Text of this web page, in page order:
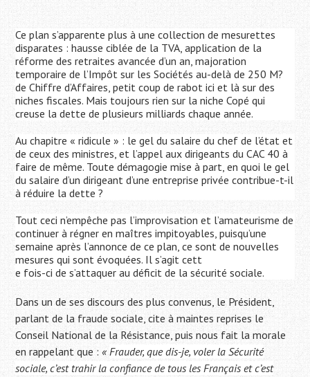
Ce plan s’apparente plus à une collection de mesurettes
disparates : hausse ciblée de la TVA, application de la
réforme des retraites avancée d’un an, majoration
temporaire de l’Impôt sur les Sociétés au-delà de 250 M?
de Chiffre d’Affaires, petit coup de rabot ici et là sur des
niches fiscales. Mais toujours rien sur la niche Copé qui
creuse la dette de plusieurs milliards chaque année.
Au chapitre « ridicule » : le gel du salaire du chef de l’état et
de ceux des ministres, et l’appel aux dirigeants du CAC 40 à
faire de même. Toute démagogie mise à part, en quoi le gel
du salaire d’un dirigeant d’une entreprise privée contribue-t-il
à réduire la dette ?
Tout ceci n’empêche pas l’improvisation et l’amateurisme de
continuer à régner en maîtres impitoyables, puisqu’une
semaine après l’annonce de ce plan, ce sont de nouvelles
mesures qui sont évoquées. Il s’agit cett
e fois-ci de s’attaquer au déficit de la sécurité sociale.
Dans un de ses discours des plus convenus, le Président,
parlant de la fraude sociale, cite à maintes reprises le
Conseil National de la Résistance, puis nous fait la morale
en rappelant que :«Frauder, que dis-je, voler la Sécurité
sociale, c’est trahir la confiance de tous les Français et c’est